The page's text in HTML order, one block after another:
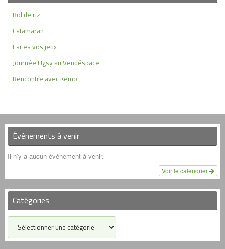
Bol de riz
Catamaran
Faites vos jeux
Journée Ugsy au Vendéspace
Rencontre avec Kemo
Événements à venir
Il n’y a aucun évènement à venir.
Voir le calendrier
Catégories